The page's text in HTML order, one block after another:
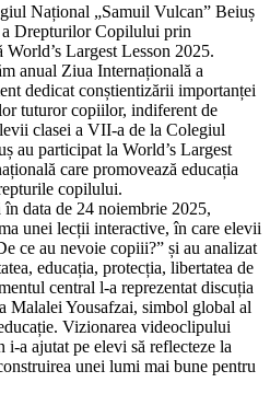
Național „Samuil Vulcan” Beiuș
a Drepturilor Copilului prin
Largest Lesson 2025.
anual Ziua Internațională a
dedicat conștientizării importanței
tuturor copiilor, indiferent de
clasei a VII-a de la Colegiul
au participat la World’s Largest
care promovează educația
copilului.
data de 24 noiembrie 2025,
unei lecții interactive, în care elevii
ce au nevoie copiii?” și au analizat
educația, protecția, libertatea de
central l-a reprezentat discuția
Malalei Yousafzai, simbol global al
Vizionarea videoclipului
i-a ajutat pe elevi să reflecteze la
unei lumi mai bune pentru